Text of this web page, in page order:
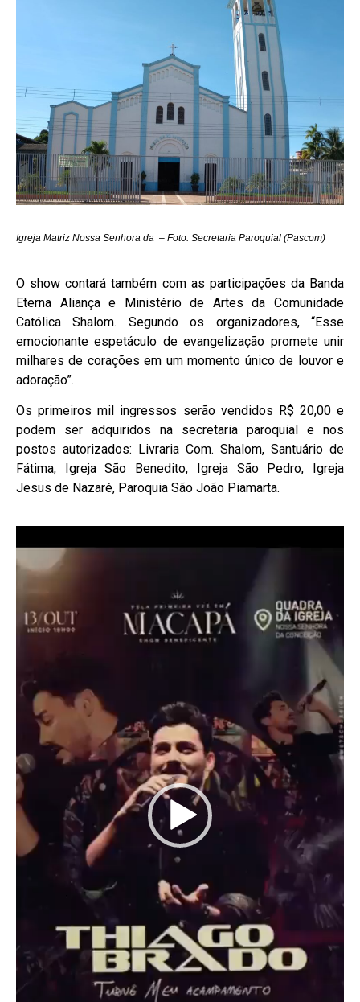
Igreja Matriz Nossa Senhora da – Foto: Secretaria Paroquial (Pascom)
O show contará também com as participações da Banda
Eterna Aliança e Ministério de Artes da Comunidade
Católica Shalom. Segundo os organizadores, “Esse
emocionante espetáculo de evangelização promete unir
milhares de corações em um momento único de louvor e
adoração”.
Os primeiros mil ingressos serão vendidos R$ 20,00 e
podem ser adquiridos na secretaria paroquial e nos
postos autorizados: Livraria Com. Shalom, Santuário de
Fátima, Igreja São Benedito, Igreja São Pedro, Igreja
Jesus de Nazaré, Paroquia São João Piamarta.
de
vídeo